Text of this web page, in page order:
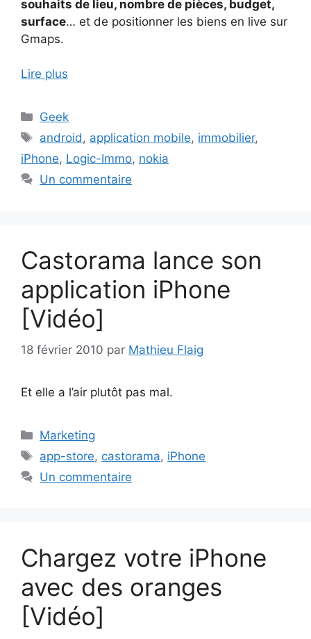
souhaits de lieu, nombre de pièces, budget,
surface… et de positionner les biens en live sur
Gmaps.
Lire plus
Catégories
Geek
Étiquettes
android, application mobile, immobilier,
iPhone, Logic-Immo, nokia
Un commentaire
Castorama lance son
application iPhone
[Vidéo]
18 février 2010 par Mathieu Flaig
Et elle a l’air plutôt pas mal.
Catégories
Marketing
Étiquettes
app-store, castorama, iPhone
Un commentaire
Chargez votre iPhone
avec des oranges
[Vidéo]